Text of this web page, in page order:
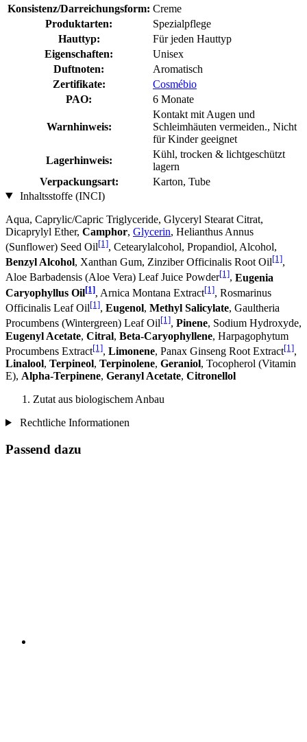
Konsistenz/Darreichungsform: Creme
Produktarten:
Spezialpflege
Hauttyp:
Für jeden Hauttyp
Eigenschaften:
Unisex
Duftnoten:
Aromatisch
Zertifikate:
Cosmébio
PAO:
6 Monate
Warnhinweis:
Kontakt mit Augen und
Schleimhäuten vermeiden., Nicht
für Kinder geeignet
Lagerhinweis:
Kühl, trocken & lichtgeschützt
lagern
Verpackungsart:
Karton, Tube
Inhaltsstoffe (INCI)
Aqua, Caprylic/Capric Triglyceride, Glyceryl Stearat Citrat,
Dicaprylyl Ether, Camphor, Glycerin, Helianthus Annus
(Sunflower) Seed Oil[1], Cetearylalcohol, Propandiol, Alcohol,
Benzyl Alcohol, Xanthan Gum, Zinziber Officinalis Root Oil[1],
Aloe Barbadensis (Aloe Vera) Leaf Juice Powder[1], Eugenia
Caryophyllus Oil[1], Arnica Montana Extract[1], Rosmarinus
Officinalis Leaf Oil[1], Eugenol, Methyl Salicylate, Gaultheria
Procumbens (Wintergreen) Leaf Oil[1], Pinene, Sodium Hydroxyde,
Eugenyl Acetate, Citral, Beta-Caryophyllene, Harpagophytum
Procumbens Extract[1], Limonene, Panax Ginseng Root Extract[1],
Linalool, Terpineol, Terpinolene, Geraniol, Tocopherol (Vitamin
E), Alpha-Terpinene, Geranyl Acetate, Citronellol
Zutat aus biologischem Anbau
Rechtliche Informationen
Passend dazu